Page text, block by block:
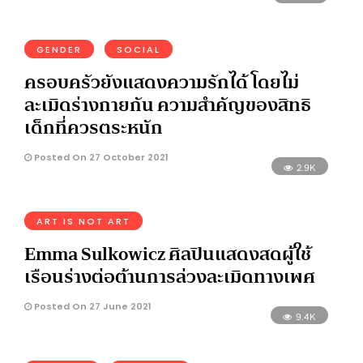
GENDER SOCIAL
ครอบครัวยังแสดงความรักได้ โดยไม่
ละเมิดร่างกายกัน ความสำคัญของสิทธิ
เด็กที่ควรตระหนัก
Posted On 27 October 2021
2.9K
ART IS NOT ART
Emma Sulkowicz ศิลปินแสดงสดผู้ใช้
เรือนร่างต่อต้านการล่วงละเมิดทางเพศ
Posted On 27 June 2021
9.4K